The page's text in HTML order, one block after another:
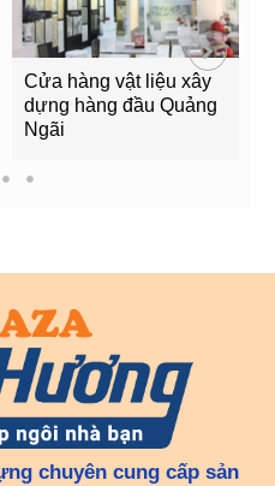
Cửa hàng vật liệu xây
dựng hàng đầu Quảng
Ngãi
2 3
chuyên cung cấp sản